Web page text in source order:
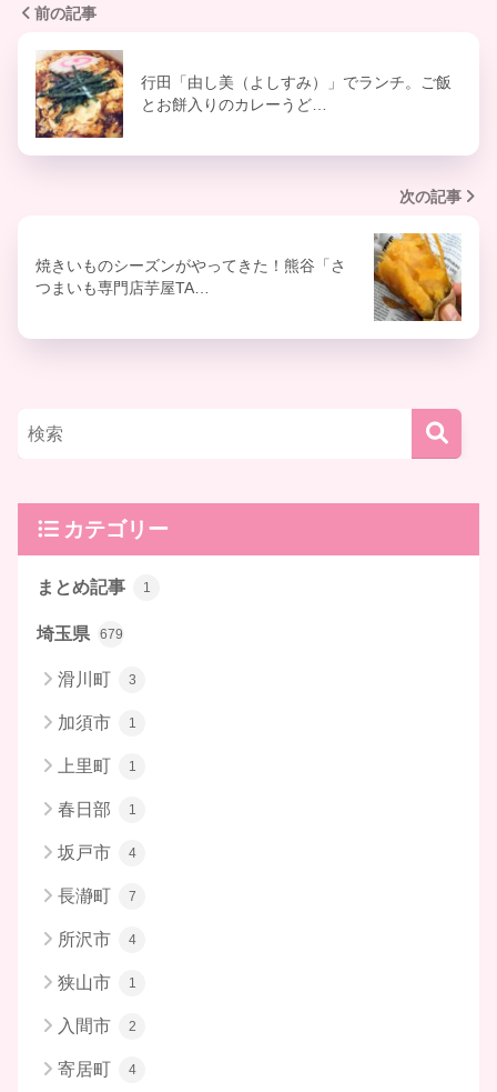
前の記事
行田「由し美（よしすみ）」でランチ。ご飯
とお餅入りのカレーうど…
次の記事
焼きいものシーズンがやってきた！熊谷「さ
つまいも専門店芋屋TA…
カテゴリー
まとめ記事 1
埼玉県 679
滑川町 3
加須市 1
上里町 1
春日部 1
坂戸市 4
長瀞町 7
所沢市 4
狭山市 1
入間市 2
寄居町 4